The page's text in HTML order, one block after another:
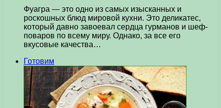
Фуагра — это одно из самых изысканных и
роскошных блюд мировой кухни. Это деликатес,
который давно завоевал сердца гурманов и шеф-
поваров по всему миру. Однако, за все его
вкусовые качества…
Готовим